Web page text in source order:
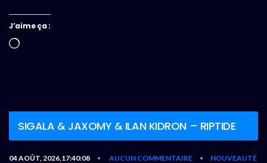
J’aime ça :
Chargement…
SIGALA & JAXOMY & ILAN KIDRON – RIPTIDE
04 AOÛT, 2026,17:40:08 • AUCUN COMMENTAIRE •
NOUVEAUTÉ